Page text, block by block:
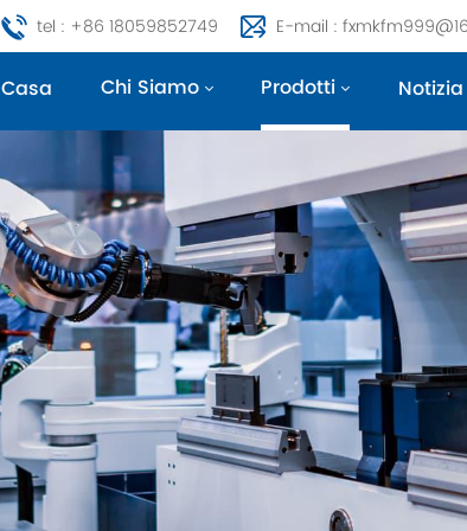
tel : +86 18059852749 E-mail :
Casa Chi Siamo Prodotti Notizia